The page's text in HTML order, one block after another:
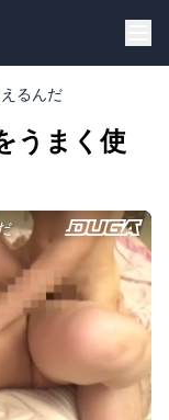
るんだ
うまく使